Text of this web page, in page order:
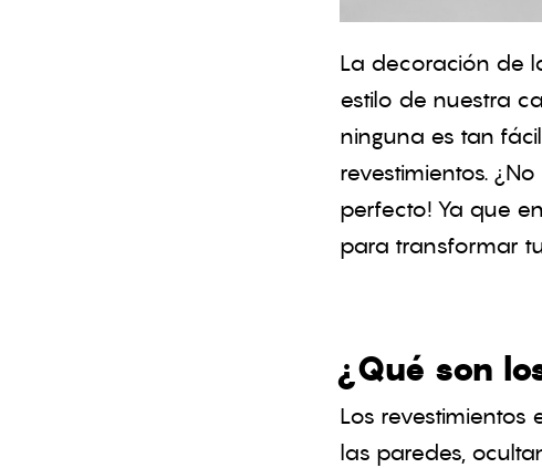
La decoración de
estilo de nuestra
ninguna es tan
revestimientos.
perfecto! Ya que
para transformar
¿Qué son
Los
las paredes,